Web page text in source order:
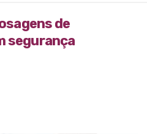
de
segurança